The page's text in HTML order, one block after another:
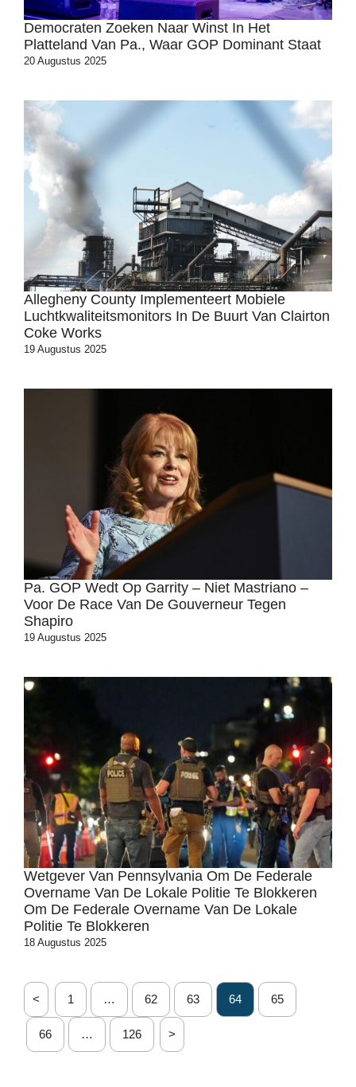
Democraten Zoeken Naar Winst In Het
Platteland Van Pa., Waar GOP Dominant Staat
20 Augustus 2025
Allegheny County Implementeert Mobiele
Luchtkwaliteitsmonitors In De Buurt Van Clairton
Coke Works
19 Augustus 2025
Pa. GOP Wedt Op Garrity – Niet Mastriano –
Voor De Race Van De Gouverneur Tegen
Shapiro
19 Augustus 2025
Wetgever Van Pennsylvania Om De Federale
Overname Van De Lokale Politie Te Blokkeren
Om De Federale Overname Van De Lokale
Politie Te Blokkeren
18 Augustus 2025
< 1 … 62 63 64 65
66 … 126 >